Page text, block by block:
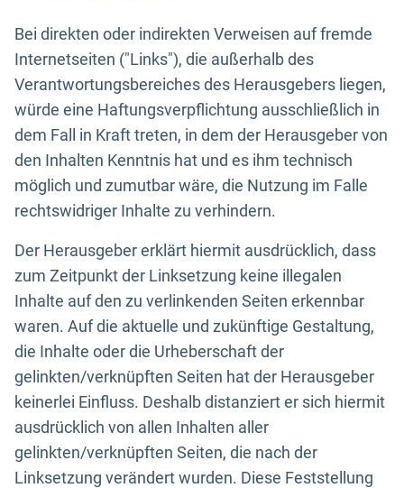
Bei direkten oder indirekten Verweisen auf fremde
Internetseiten ("Links"), die außerhalb des
Verantwortungsbereiches des Herausgebers liegen,
würde eine Haftungsverpflichtung ausschließlich in
dem Fall in Kraft treten, in dem der Herausgeber von
den Inhalten Kenntnis hat und es ihm technisch
möglich und zumutbar wäre, die Nutzung im Falle
rechtswidriger Inhalte zu verhindern.
Der Herausgeber erklärt hiermit ausdrücklich, dass
zum Zeitpunkt der Linksetzung keine illegalen
Inhalte auf den zu verlinkenden Seiten erkennbar
waren. Auf die aktuelle und zukünftige Gestaltung,
die Inhalte oder die Urheberschaft der
gelinkten/verknüpften Seiten hat der Herausgeber
keinerlei Einfluss. Deshalb distanziert er sich hiermit
ausdrücklich von allen Inhalten aller
gelinkten/verknüpften Seiten, die nach der
Linksetzung verändert wurden. Diese Feststellung